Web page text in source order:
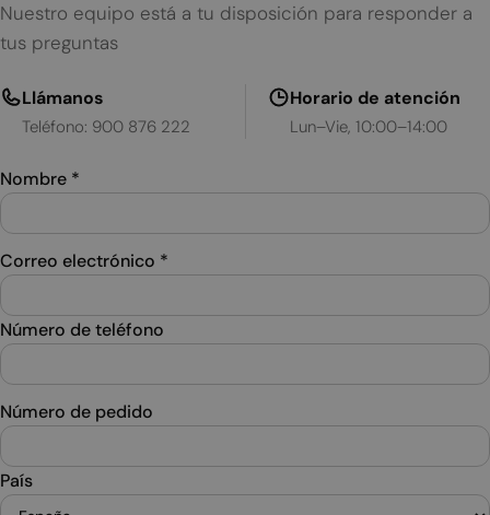
Nuestro equipo está a tu disposición para responder a
tus preguntas
Llámanos
Teléfono: 900 876 222
Horario de atención
Lun–Vie, 10:00–14:00
Nombre *
Correo electrónico *
Número de teléfono
Número de pedido
País